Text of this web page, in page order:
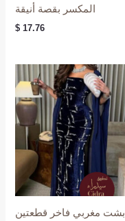
المكسر بقصة أنيقة
$ 17.76
بشت مغربي فاخر قطعتين